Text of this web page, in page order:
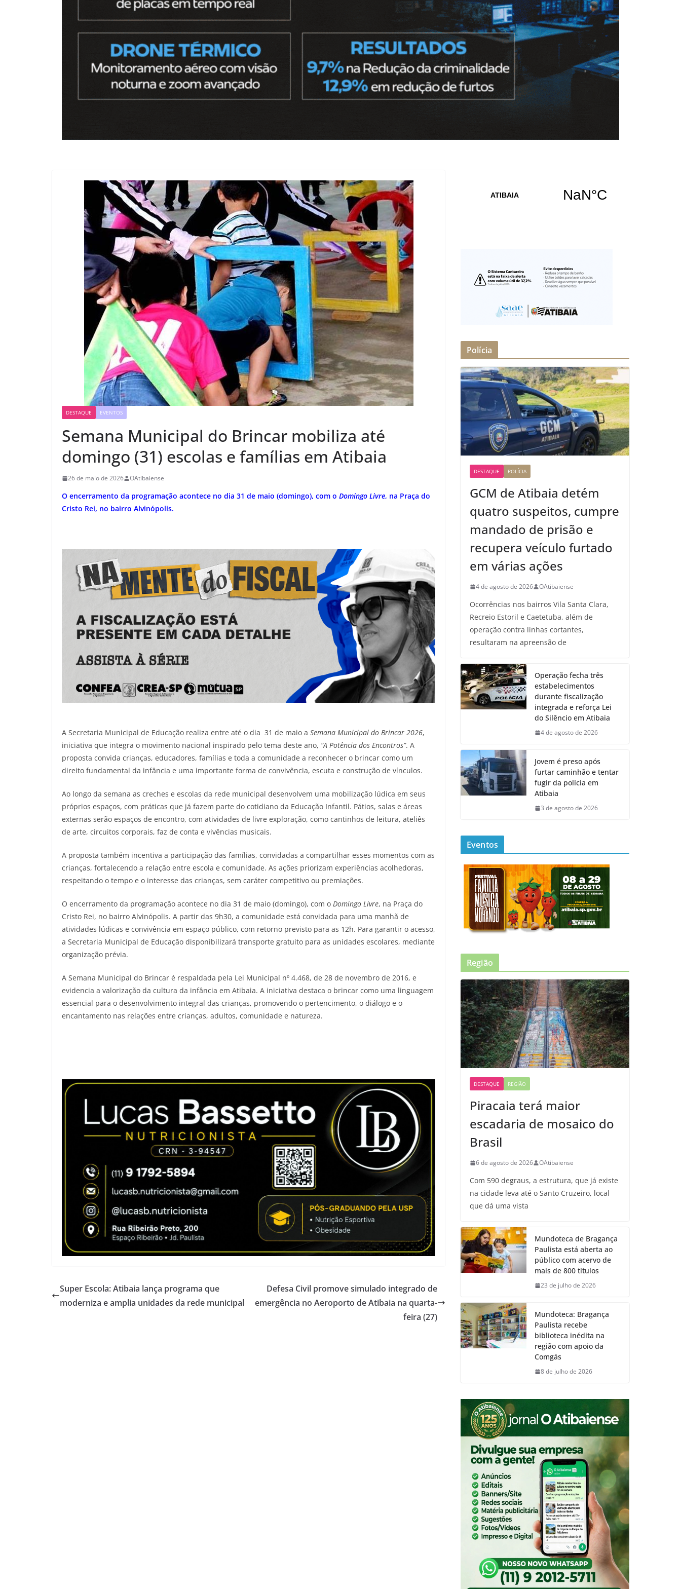
DESTAQUE EVENTOS
Semana Municipal do Brincar mobiliza até
domingo (31) escolas e famílias em Atibaia
26 de maio de 2026 OAtibaiense
O encerramento da programação acontece no dia 31 de maio (domingo), com o Domingo Livre, na Praça do
Cristo Rei, no bairro Alvinópolis.
A Secretaria Municipal de Educação realiza entre até o dia 31 de maio a Semana Municipal do Brincar 2026,
iniciativa que integra o movimento nacional inspirado pelo tema deste ano, “A Potência dos Encontros”. A
proposta convida crianças, educadores, famílias e toda a comunidade a reconhecer o brincar como um
direito fundamental da infância e uma importante forma de convivência, escuta e construção de vínculos.
Ao longo da semana as creches e escolas da rede municipal desenvolvem uma mobilização lúdica em seus
próprios espaços, com práticas que já fazem parte do cotidiano da Educação Infantil. Pátios, salas e áreas
externas serão espaços de encontro, com atividades de livre exploração, como cantinhos de leitura, ateliês
de arte, circuitos corporais, faz de conta e vivências musicais.
A proposta também incentiva a participação das famílias, convidadas a compartilhar esses momentos com as
crianças, fortalecendo a relação entre escola e comunidade. As ações priorizam experiências acolhedoras,
respeitando o tempo e o interesse das crianças, sem caráter competitivo ou premiações.
O encerramento da programação acontece no dia 31 de maio (domingo), com o Domingo Livre, na Praça do
Cristo Rei, no bairro Alvinópolis. A partir das 9h30, a comunidade está convidada para uma manhã de
atividades lúdicas e convivência em espaço público, com retorno previsto para as 12h. Para garantir o acesso,
a Secretaria Municipal de Educação disponibilizará transporte gratuito para as unidades escolares, mediante
organização prévia.
A Semana Municipal do Brincar é respaldada pela Lei Municipal nº 4.468, de 28 de novembro de 2016, e
evidencia a valorização da cultura da infância em Atibaia. A iniciativa destaca o brincar como uma linguagem
essencial para o desenvolvimento integral das crianças, promovendo o pertencimento, o diálogo e o
encantamento nas relações entre crianças, adultos, comunidade e natureza.
Super Escola: Atibaia lança programa que
moderniza e amplia unidades da rede municipal
Defesa Civil promove simulado integrado de
emergência no Aeroporto de Atibaia na quarta-
feira (27)
Polícia
DESTAQUE POLÍCIA
GCM de Atibaia detém
quatro suspeitos, cumpre
mandado de prisão e
recupera veículo furtado
em várias ações
4 de agosto de 2026 OAtibaiense
Ocorrências nos bairros Vila Santa Clara,
Recreio Estoril e Caetetuba, além de
operação contra linhas cortantes,
resultaram na apreensão de
Operação fecha três
estabelecimentos
durante fiscalização
integrada e reforça Lei
do Silêncio em Atibaia
4 de agosto de 2026
Jovem é preso após
furtar caminhão e tentar
fugir da polícia em
Atibaia
3 de agosto de 2026
Eventos
Região
DESTAQUE REGIÃO
Piracaia terá maior
escadaria de mosaico do
Brasil
6 de agosto de 2026 OAtibaiense
Com 590 degraus, a estrutura, que já existe
na cidade leva até o Santo Cruzeiro, local
que dá uma vista
Mundoteca de Bragança
Paulista está aberta ao
público com acervo de
mais de 800 títulos
23 de julho de 2026
Mundoteca: Bragança
Paulista recebe
biblioteca inédita na
região com apoio da
Comgás
8 de julho de 2026